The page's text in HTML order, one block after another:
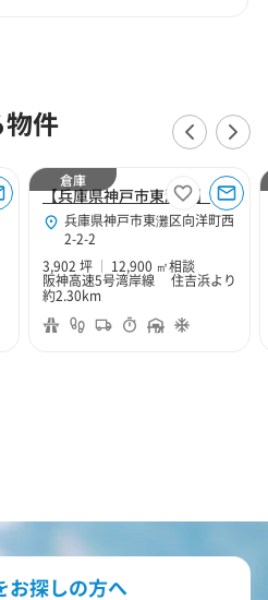
件
【兵庫県神戸市東灘区】神戸六甲MT Logi Cold
兵庫県神戸市東灘区向洋町西
2-2-2
3,902 坪
12,900 ㎡相談
阪神高速5号湾岸線 住吉浜より
約2.30km
倉庫
お探しの方へ